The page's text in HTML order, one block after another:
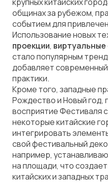
общинах за рубежом,
событием для
Использование новых
проекции,
стало популярным
добавляет
практики.
Кроме того, западные
Рождество и Новый год,
восприятие Фестиваля
некоторые китайские
интегрировать
свой фестивальный
например,
на площади, что
китайских и западных